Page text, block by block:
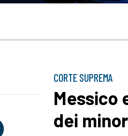
CORTE SUPREMA
Messico
dei